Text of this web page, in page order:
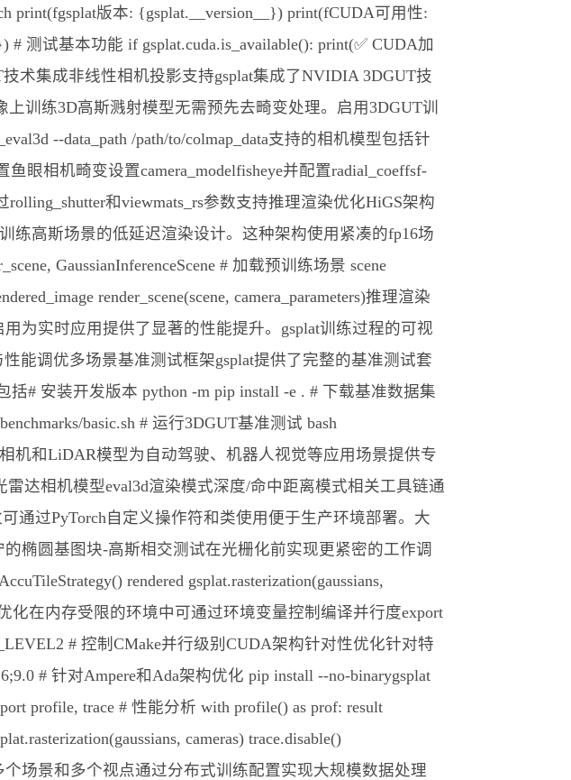
print(fgsplat版本: {gsplat.__version__}) print(fCUDA可用性:
测试基本功能 if gsplat.cuda.is_available(): print(✅ CUDA加
术集成非线性相机投影支持gsplat集成了NVIDIA 3DGUT技
训练3D高斯溅射模型无需预先去畸变处理。启用3DGUT训
--data_path /path/to/colmap_data支持的相机模型包括针
眼相机畸变设置camera_modelfisheye并配置radial_coeffsf-
和viewmats_rs参数支持推理渲染优化HiGS架构
练高斯场景的低延迟渲染设计。这种架构使用紧凑的fp16场
GaussianInferenceScene # 加载预训练场景 scene
render_scene(scene, camera_parameters)推理渲染
用为实时应用提供了显著的性能提升。gsplat训练过程的可视
能调优多场景基准测试框架gsplat提供了完整的基准测试套
# 安装开发版本 python -m pip install -e . # 下载基准数据集
basic.sh # 运行3DGUT基准测试 bash
机和LiDAR模型为自动驾驶、机器人视觉等应用场景提供专
达相机模型eval3d渲染模式深度/命中距离模式相关工具链通
通过PyTorch自定义操作符和类使用便于生产环境部署。大
椭圆基图块-高斯相交测试在光栅化前实现更紧密的工作调
rendered gsplat.rasterization(gaussians,
化在内存受限的环境中可通过环境变量控制编译并行度export
# 控制CMake并行级别CUDA架构针对性优化针对特
# 针对Ampere和Ada架构优化 pip install --no-binarygsplat
profile, trace # 性能分析 with profile() as prof: result
cameras) trace.disable()
个场景和多个视点通过分布式训练配置实现大规模数据处理